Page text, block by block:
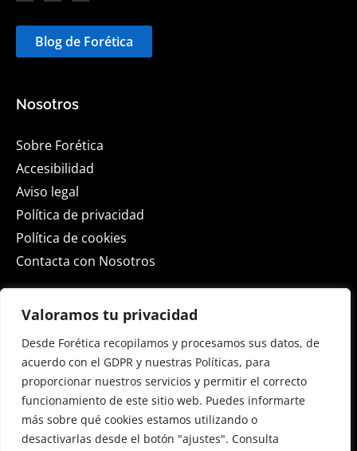
Valoramos tu privacidad
Desde Forética recopilamos y procesamos sus datos, de
acuerdo con el GDPR y nuestras Políticas, para
proporcionar nuestros servicios y permitir el correcto
funcionamiento de este sitio web. Puedes informarte
más sobre qué cookies estamos utilizando o
desactivarlas desde el botón "ajustes". Consulta
Blog de Forética
Nosotros
Sobre Forética
Accesibilidad
Aviso legal
Política de privacidad
Política de cookies
Contacta con Nosotros
Actualidad
ESG Spain 2026
Sala de Prensa
Blog
Eventos